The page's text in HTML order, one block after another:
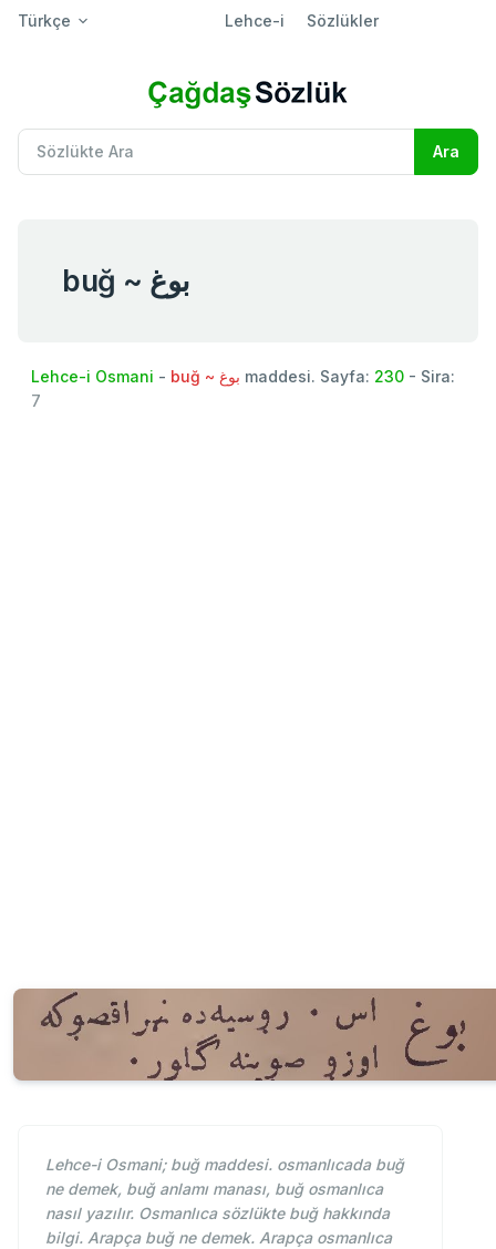
Türkçe Lehce-i Sözlükler
buğ ~ بوغ
Lehce-i Osmani - buğ ~ بوغ maddesi. Sayfa: 230 - Sira:
7
Lehce-i Osmani; buğ maddesi. osmanlıcada buğ
ne demek, buğ anlamı manası, buğ osmanlıca
nasıl yazılır. Osmanlıca sözlükte buğ hakkında
bilgi. Arapça buğ ne demek. Arapça osmanlıca